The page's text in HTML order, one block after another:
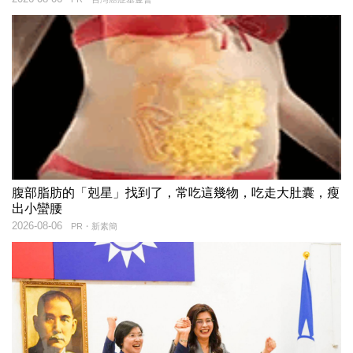
腹部脂肪的「剋星」找到了，常吃這幾物，吃走大肚囊，瘦
出小蠻腰
PR・新素簡
2026-08-06